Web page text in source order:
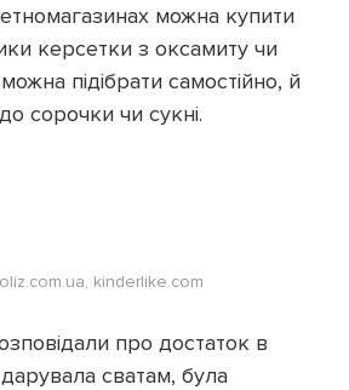
можна купити
керсетки з оксамиту чи
підібрати самостійно, й
сорочки чи сукні.
kinderlike.com
про достаток в
дарувала сватам, була